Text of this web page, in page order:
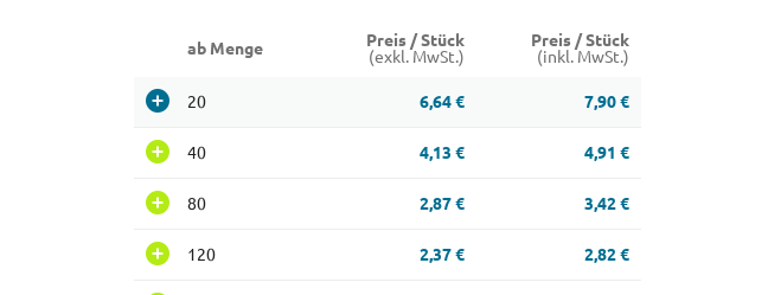
ab Menge
Preis / Stück
(exkl. MwSt.)
Preis / Stück
(inkl. MwSt.)
20 6,64 € 7,90 €
40 4,13 € 4,91 €
80 2,87 € 3,42 €
120 2,37 € 2,82 €